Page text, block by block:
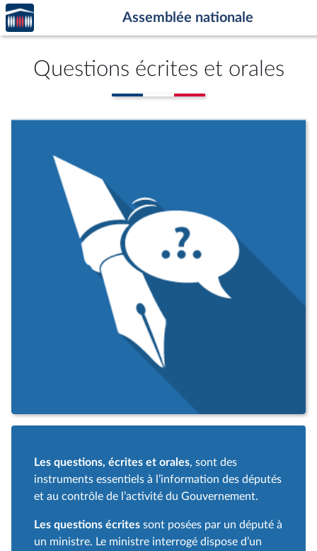
Aller au contenu
Aller en bas de la page
Accèder
à la
page
Assemblée nationale
Questions écrites et orales
Les questions, écrites et orales, sont des
instruments essentiels à l’information des députés
et au contrôle de l’activité du Gouvernement.
Les questions écrites sont posées par un député à
un ministre. Le ministre interrogé dispose d’un